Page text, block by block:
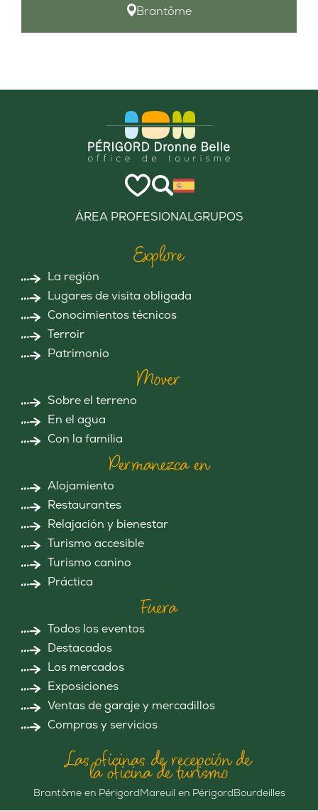
Brantôme
ÁREA PROFESIONALGRUPOS
Explore
La región
Lugares de visita obligada
Conocimientos técnicos
Terroir
Patrimonio
Mover
Sobre el terreno
En el agua
Con la familia
Permanezca en
Alojamiento
Restaurantes
Relajación y bienestar
Turismo accesible
Turismo canino
Práctica
Fuera
Todos los eventos
Destacados
Los mercados
Exposiciones
Ventas de garaje y mercadillos
Compras y servicios
Las oficinas de recepción de
la oficina de turismo
Brantôme en PérigordMareuil en PérigordBourdeilles